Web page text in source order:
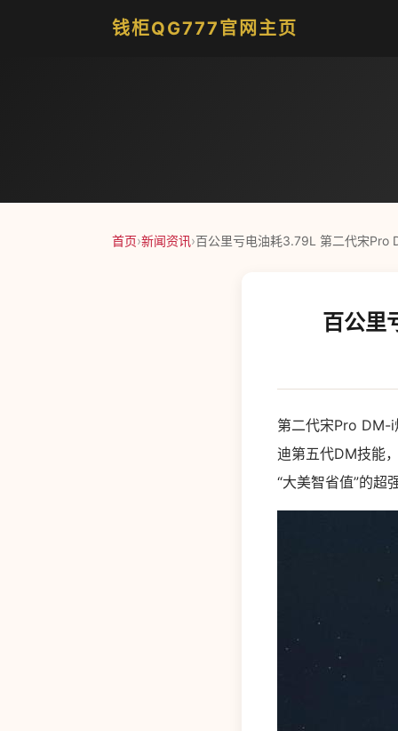
钱柜QG777官网主页
首页›新闻资讯›百公里亏电油耗3.79L 第二代宋Pro
百公里
第二代宋Pro DM-i
迪第五代DM技能
“大美智省值”的超